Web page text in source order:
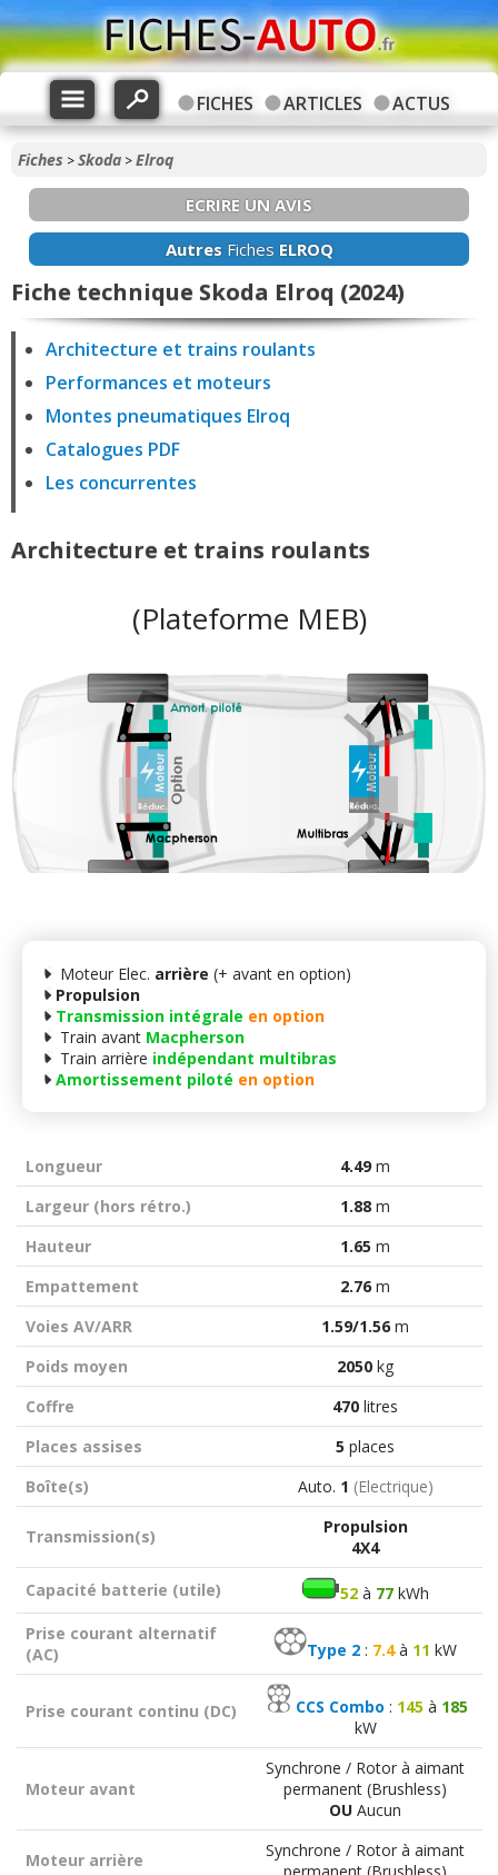
FICHES ARTICLES ACTUS
Fiches >Skoda >Elroq
ECRIRE UN AVIS
AutresFiches ELROQ
Fiche technique Skoda Elroq (2024)
Architecture et trains roulants
Performances et moteurs
Montes pneumatiques Elroq
Catalogues PDF
Les concurrentes
Architecture et trains roulants
(Plateforme MEB)
Moteur Elec. arrière (+ avant en option)
Propulsion
Transmission intégrale en option
Train avant Macpherson
Train arrière indépendant multibras
Amortissement piloté en option
Longueur 4.49 m
Largeur (hors rétro.)
1.88 m
Hauteur
1.65 m
Empattement
2.76 m
Voies AV/ARR
1.59/1.56 m
Poids moyen
2050 kg
Coffre
470 litres
Places assises
5 places
Boîte(s)
Auto. 1 (Electrique)
Transmission(s)
Propulsion
4X4
Capacité batterie (utile)
52 à 77 kWh
Prise courant alternatif
(AC)
Type 2 : 7.4à 11 kW
Prise courant continu (DC) CCS Combo : 145 à 185
kW
Moteur avant
Synchrone / Rotor à aimant
permanent (Brushless)
OU Aucun
Moteur arrière
Synchrone / Rotor à aimant